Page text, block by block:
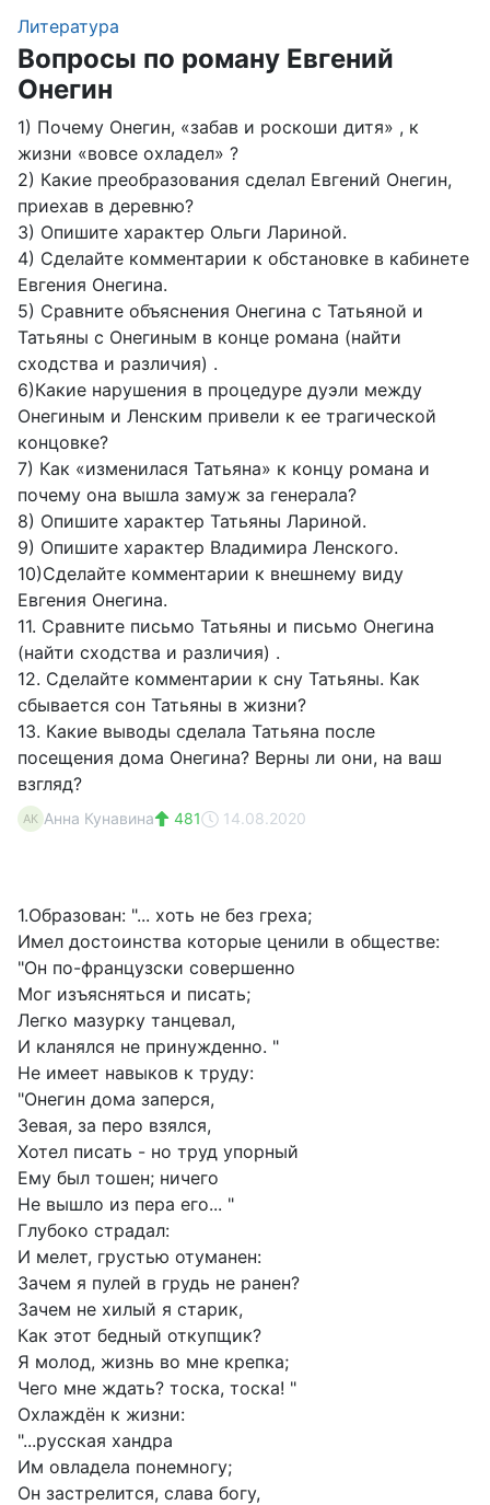
Литература
Вопросы по роману Евгений
Онегин
1) Почему Онегин, «забав и роскоши дитя» , к
жизни «вовсе охладел» ?
2) Какие преобразования сделал Евгений Онегин,
приехав в деревню?
3) Опишите характер Ольги Лариной.
4) Сделайте комментарии к обстановке в кабинете
Евгения Онегина.
5) Сравните объяснения Онегина с Татьяной и
Татьяны с Онегиным в конце романа (найти
сходства и различия) .
6)Какие нарушения в процедуре дуэли между
Онегиным и Ленским привели к ее трагической
концовке?
7) Как «изменилася Татьяна» к концу романа и
почему она вышла замуж за генерала?
8) Опишите характер Татьяны Лариной.
9) Опишите характер Владимира Ленского.
10)Сделайте комментарии к внешнему виду
Евгения Онегина.
11. Сравните письмо Татьяны и письмо Онегина
(найти сходства и различия) .
12. Сделайте комментарии к сну Татьяны. Как
сбывается сон Татьяны в жизни?
13. Какие выводы сделала Татьяна после
посещения дома Онегина? Верны ли они, на ваш
взгляд?
АК Анна Кунавина 481 14.08.2020
1.Образован: "... хоть не без греха;
Имел достоинства которые ценили в обществе:
"Он по-французски совершенно
Мог изъясняться и писать;
Легко мазурку танцевал,
И кланялся не принужденно. "
Не имеет навыков к труду:
"Онегин дома заперся,
Зевая, за перо взялся,
Хотел писать - но труд упорный
Ему был тошен; ничего
Не вышло из пера его... "
Глубоко страдал:
И мелет, грустью отуманен:
Зачем я пулей в грудь не ранен?
Зачем не хилый я старик,
Как этот бедный откупщик?
Я молод, жизнь во мне крепка;
Чего мне ждать? тоска, тоска! "
Охлаждён к жизни:
"...русская хандра
Им овладела понемногу;
Он застрелится, слава богу,